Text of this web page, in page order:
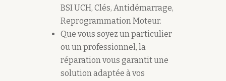
BSI UCH, Clés, Antidémarrage,
Reprogrammation Moteur.
Que vous soyez un particulier
ou un professionnel, la
réparation vous garantit une
solution adaptée à vos